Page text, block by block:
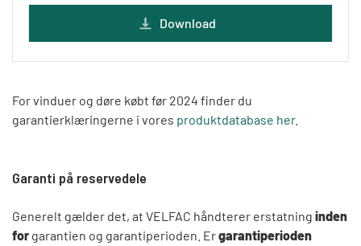
Download
For vinduer og døre købt før 2024 finder du
garantierklæringerne i vores produktdatabase her.
Garanti på reservedele
Generelt gælder det, at VELFAC håndterer erstatning inden
for garantien og garantiperioden. Ergarantiperioden